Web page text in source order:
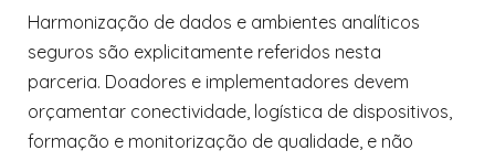
Harmonização de dados e ambientes analíticos
seguros são explicitamente referidos nesta
parceria. Doadores e implementadores devem
orçamentar conectividade, logística de dispositivos,
formação e monitorização de qualidade, e não